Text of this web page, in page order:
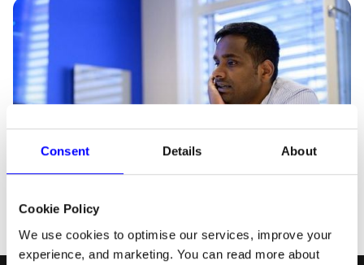
Consent Details About
Cookie Policy
We use cookies to optimise our services, improve your
experience, and marketing. You can read more about